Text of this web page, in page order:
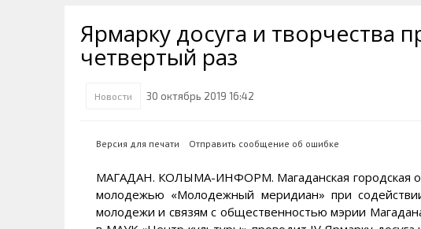
Их надо знать. Галерея славы
Колымы
Достопримечательности
Магадана и области
Песни о Колыме
Наркоте нет
Аэропорт Магадан
Полицейских не бить
Аварии ДТП
Визит
Алименты
Ярмарку досуга и творчества
четвертый раз
Новости 30 октябрь 2019 16:42
Версия для печати Отправить сообщение об ошибке
МАГАДАН. КОЛЫМА-ИНФОРМ. Магаданская городская
молодежью «Молодежный меридиан» при
молодежи и связям с общественностью мэрии